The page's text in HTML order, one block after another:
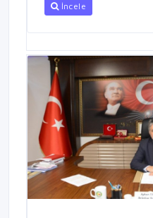
İncele